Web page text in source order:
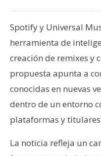
T
m
a
s
R
e
c
r
Spotify y Universal
herramienta de
creación de remixes y
propuesta apunta a
conocidas en nuevas
dentro de un entorno
plataformas y titulares
La noticia refleja un